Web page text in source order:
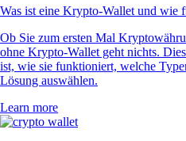
Was ist eine Krypto-Wallet und wie
Ob Sie zum ersten Mal
ohne Krypto-Wallet geht nichts.
ist, wie sie funktioniert, welche
Lösung auswählen.
Learn more